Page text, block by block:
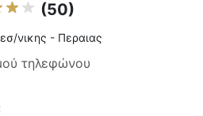
(50)
νικης - Περαιας
τηλεφώνου